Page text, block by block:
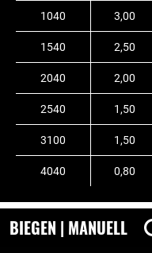
1040 3,00
1540 2,50
2040 2,00
2540 1,50
3100 1,50
4040 0,80
BIEGEN | MANUELL